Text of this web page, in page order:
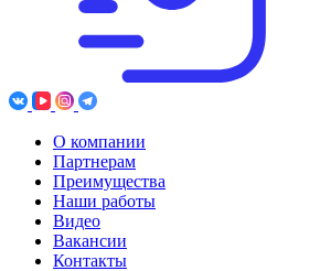
О компании
Партнерам
Преимущества
Наши работы
Видео
Вакансии
Контакты